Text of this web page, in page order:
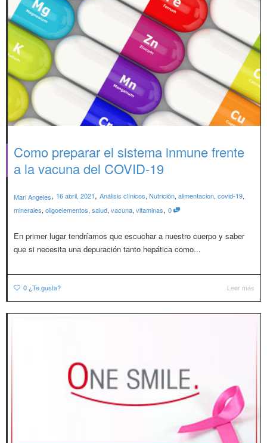
Como preparar el sistema inmune frente
a la vacuna del COVID-19
Mari Angeles, 16 abril, 2021, Análisis clínicos, Nutrición, alimentacion, covid-19,
minerales, oligoelementos, salud, vacuna, vitaminas, 0
En primer lugar tendríamos que escuchar a nuestro cuerpo y saber
que si necesita una depuración tanto hepática como...
0 ¿Te gusta? Leer más